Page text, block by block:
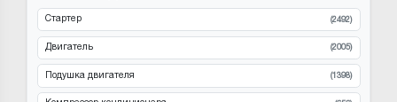
Стартер (2492)
Двигатель (2005)
Подушка двигателя (1398)